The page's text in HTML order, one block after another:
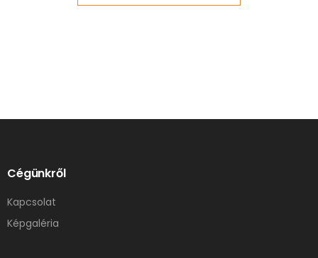
Cégünkről
Kapcsolat
Képgaléria